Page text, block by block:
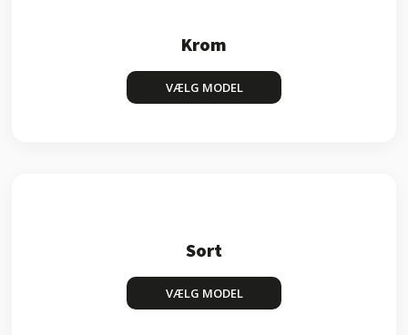
Krom
VÆLG MODEL
Sort
VÆLG MODEL​